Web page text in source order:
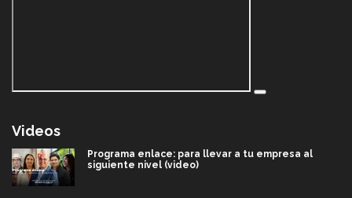
Videos
Programa enlace: para llevar a tu empresa al
siguiente nivel (video)